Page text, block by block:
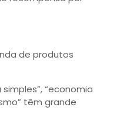
de produtos
“economia
têm grande